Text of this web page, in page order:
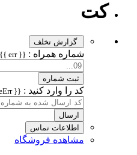
کت
گزارش تخلف
شماره همراه : {{ err }}
ثبت شماره
کد را وارد کنید : {{ codeErr }}
ارسال
اطلاعات تماس
مشاهده فروشگاه